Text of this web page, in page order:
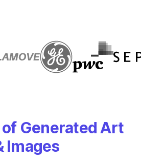
of Generated Art
Images